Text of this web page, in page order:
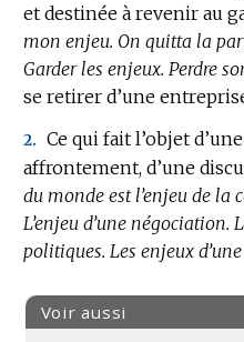
DE
DOMAINE
:
et destinée à revenir au
mon enjeu. On quitta la
Garder les enjeux. Perdre
se retirer d’une
2. Ce qui fait l’objet
affrontement, d’une
du monde est l’enjeu de la
L’enjeu d’une négociation.
politiques. Les enjeux
Voir aussi